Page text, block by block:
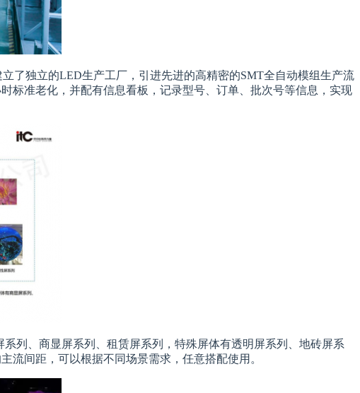
了独立的LED生产工厂，引进先进的高精密的SMT全自动模组生产流
标准老化，并配有信息看板，记录型号、订单、批次号等信息，实现
列、商显屏系列、租赁屏系列，特殊屏体有透明屏系列、地砖屏系
流间距，可以根据不同场景需求，任意搭配使用。